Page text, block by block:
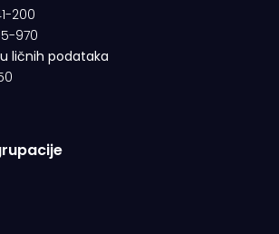
200
970
ličnih podataka